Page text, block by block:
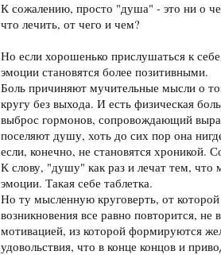
К сожалению, просто "душа" - это ни о
что лечить, от чего и чем?
Но если хорошенько прислушаться к
эмоции становятся более позитивными.
Боль причиняют мучительные мысли о
кругу без выхода. И есть физическая
выброс гормонов, сопровождающий
поселяют душу, хоть до сих пор она
если, конечно, не становятся хроникой.
К слову, "душу" как раз и лечат тем,
эмоции. Такая себе таблетка.
Но ту мысленную круговерть, от которой
возникновения все равно повторится,
мотивацией, из которой формируются
удовольствия, что в конце концов и